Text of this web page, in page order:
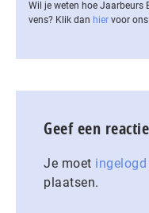
Wil je weten hoe Jaarbeurs
vens? Klik dan hier voor
Geef een reactie
Je moet
plaatsen.